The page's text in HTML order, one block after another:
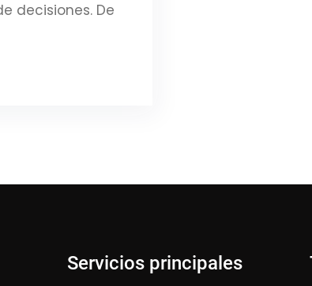
decisiones. De
Servicios principales